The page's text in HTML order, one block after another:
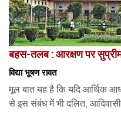
बहस-तलब : आरक्षण पर सुप्रीम
विद्या भूषण रावत
मूल बात यह है कि यदि आर्थिक
से इस संबंध में भी दलित,